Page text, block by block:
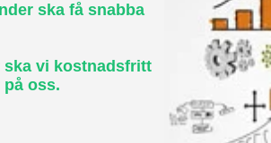
ska få snabba
ska vi kostnadsfritt
oss.